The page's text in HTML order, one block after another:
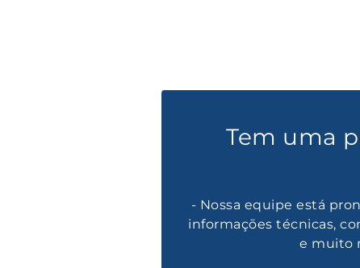
Tem uma
- Nossa equipe está
informações técnicas,
e muito